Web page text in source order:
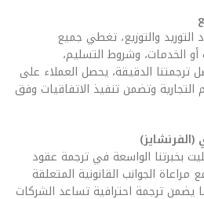
والتوزيع، تغطي جميع
أو الخدمات، وشروط التسليم،
ترجمتنا الدقيقة، يحصل العملاء على
وتضمن تنفيذ الاتفاقيات وفق
(الفرنشايز)
بخبرتنا الواسعة في ترجمة عقود
مراعاة الجوانب القانونية المتعلقة
يضمن ترجمة احترافية تساعد الشركات